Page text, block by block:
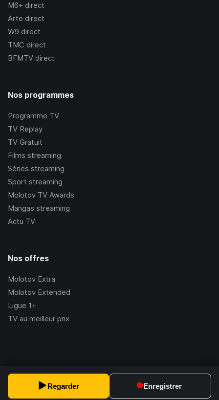
Regarder Enregistrer
M6+ direct
Arte direct
W9 direct
TMC direct
BFMTV direct
Nos programmes
Programme TV
TV Replay
TV Gratuit
Films streaming
Séries streaming
Sport streaming
Molotov TV Awards
Mangas streaming
Actu TV
Nos offres
Molotov Extra
Molotov Extended
Ligue 1+
TV au meilleur prix
2.228.1